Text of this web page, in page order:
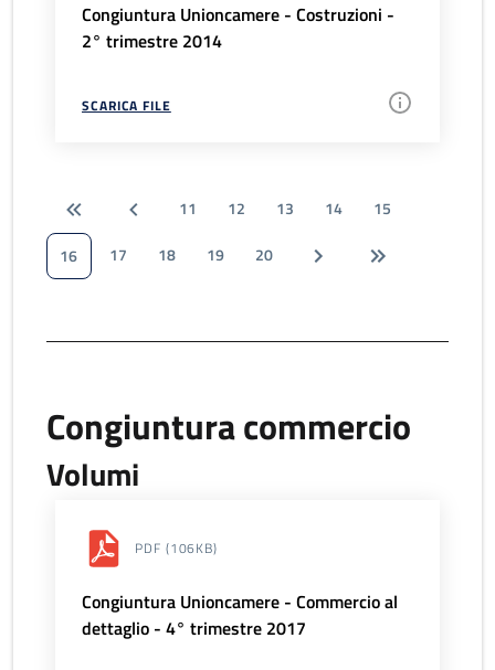
Congiuntura Unioncamere - Costruzioni -
2° trimestre 2014
SCARICA FILE
11 12 13 14
15
16
17 18 19 20
Congiuntura commercio
Volumi
PDF (106KB)
Congiuntura Unioncamere - Commercio al
dettaglio - 4° trimestre 2017